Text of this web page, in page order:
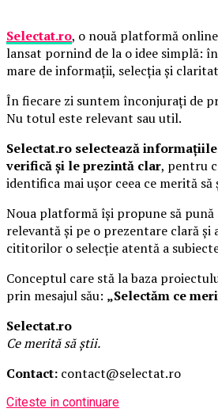
Selectat.ro, o nouă platformă
lansat pornind de la o idee simplă:
mare de informații, selecția și
În fiecare zi suntem înconjurați de
Nu totul este relevant sau util.
Selectat.ro selectează
verifică și le prezintă clar, pentru
identifica mai ușor ceea ce merită să
Noua platformă își propune să
relevantă și pe o prezentare clară și
cititorilor o selecție atentă a
Conceptul care stă la baza
prin mesajul său: „Selectăm ce
Selectat.ro
Ce merită să știi.
Contact: contact@selectat.ro
Citeste in continuare